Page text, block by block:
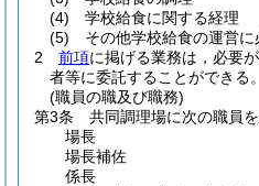
(4)
学校給食に関する経理
(5)
その他学校給食の運営に
2
前項に掲げる業務は，必要
者等に委託することができる。
(職員の職及び職務)
第3条
共同調理場に次の職員
場長
場長補佐
係長